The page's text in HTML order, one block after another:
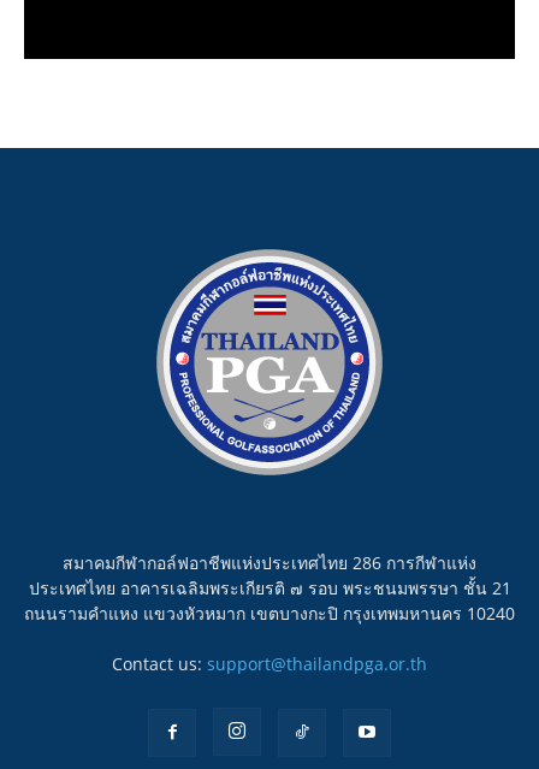
สมาคมกีฬากอล์ฟอาชีพแห่งประเทศไทย 286 การกีฬาแห่ง
ประเทศไทย อาคารเฉลิมพระเกียรติ ๗ รอบ พระชนมพรรษา ชั้น 21
ถนนรามคำแหง แขวงหัวหมาก เขตบางกะปิ กรุงเทพมหานคร 10240
Contact us: support@thailandpga.or.th